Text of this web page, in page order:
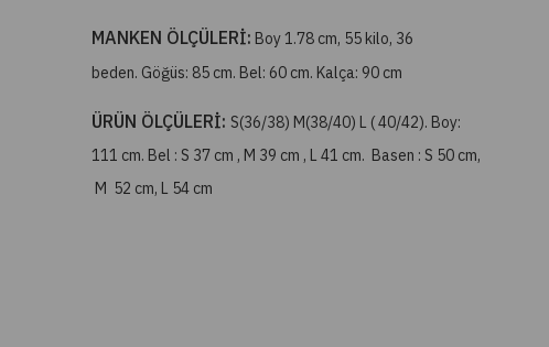
MANKEN ÖLÇÜLERİ: Boy 1.78 cm, 55 kilo, 36
beden. Göğüs: 85 cm. Bel: 60 cm. Kalça: 90 cm
ÜRÜN ÖLÇÜLERİ:S(36/38) M(38/40) L ( 40/42). Boy:
111 cm. Bel : S 37 cm , M 39 cm , L 41 cm. Basen : S 50 cm,
M 52 cm, L 54 cm